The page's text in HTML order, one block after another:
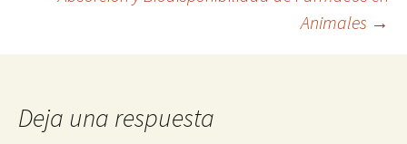
entradas
Animales →
Deja una respuesta